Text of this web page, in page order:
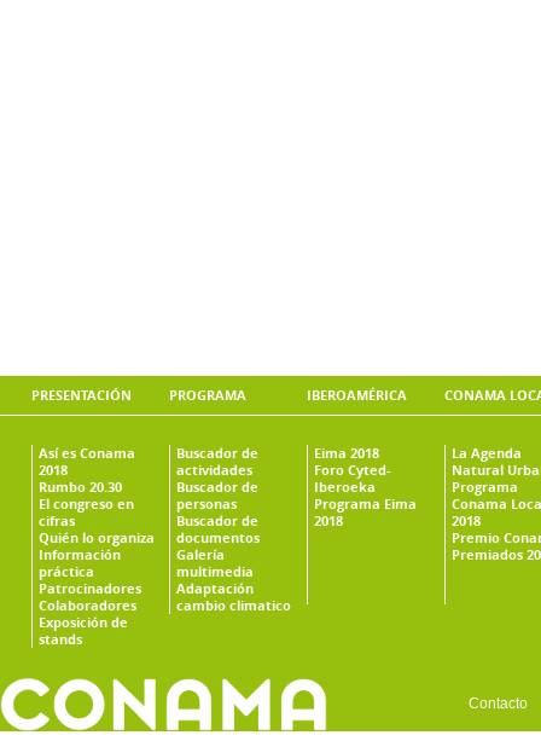
PRESENTACIÓN
Así es Conama
2018
Rumbo 20.30
El congreso en
cifras
Quién lo organiza
Información
práctica
Patrocinadores
Colaboradores
Exposición de
stands
PROGRAMA
Buscador de
actividades
Buscador de
personas
Buscador de
documentos
Galería
multimedia
Adaptación
cambio climatico
IBEROAMÉRICA
Eima 2018
Foro Cyted-
Iberoeka
Programa Eima
2018
CONAMA
La Agenda
Natural
Programa
Conama
2018
Premio
Premiados
Contacto